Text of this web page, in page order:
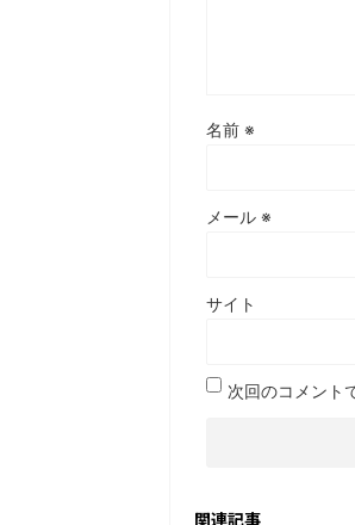
名前 ※
メール ※
サイト
次回のコメント
関連記事